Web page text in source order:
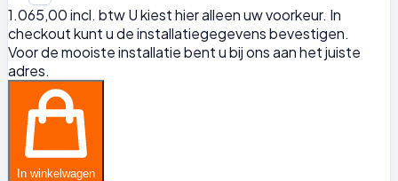
1.065,00 incl. btwU kiest hier alleen uw voorkeur. In
checkout kunt u de installatiegegevens bevestigen.
Voor de mooiste installatie bent u bij ons aan het juiste
adres.
In winkelwagen